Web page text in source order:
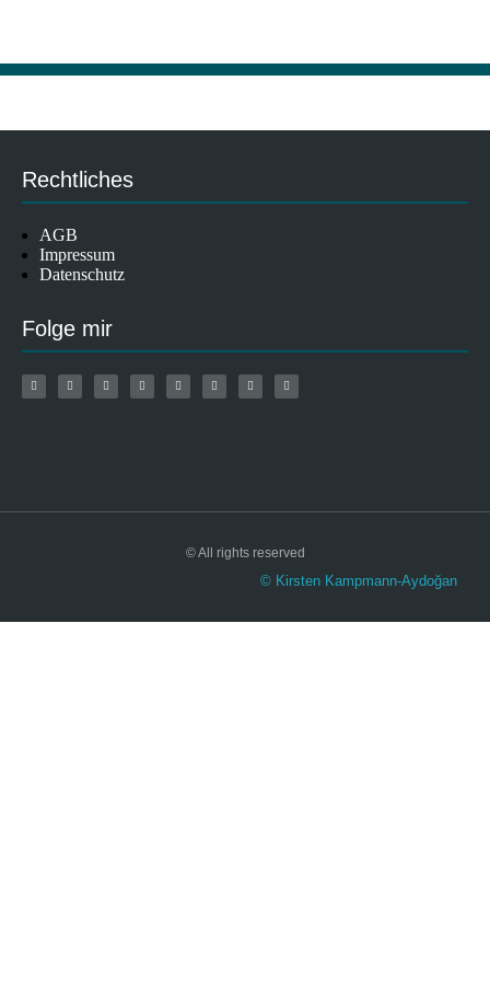
Rechtliches
AGB
Impressum
Datenschutz
Folge mir
© All rights reserved
© Kirsten Kampmann-Aydoğan